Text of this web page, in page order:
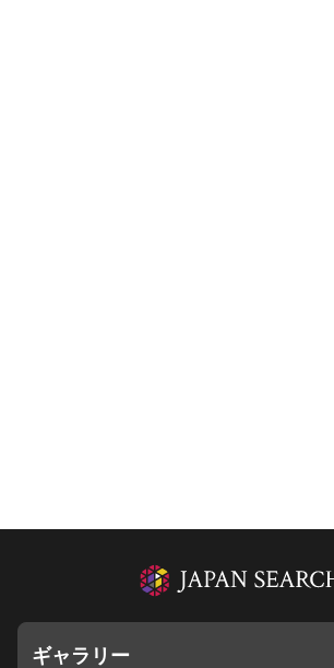
ギャラリー